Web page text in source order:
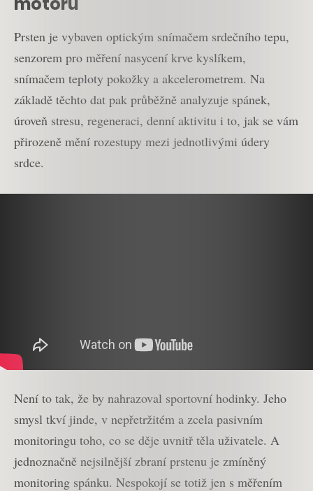
Prsten je vybaven optickým snímačem srdečního tepu,
senzorem pro měření nasycení krve kyslíkem,
snímačem teploty pokožky a akcelerometrem. Na
základě těchto dat pak průběžně analyzuje spánek,
úroveň stresu, regeneraci, denní aktivitu i to, jak se vám
přirozeně mění rozestupy mezi jednotlivými údery
srdce.
Není to tak, že by nahrazoval sportovní hodinky. Jeho
smysl tkví jinde, v nepřetržitém a zcela pasivním
monitoringu toho, co se děje uvnitř těla uživatele. A
jednoznačně nejsilnější zbraní prstenu je zmíněný
monitoring spánku. Nespokojí se totiž jen s měřením